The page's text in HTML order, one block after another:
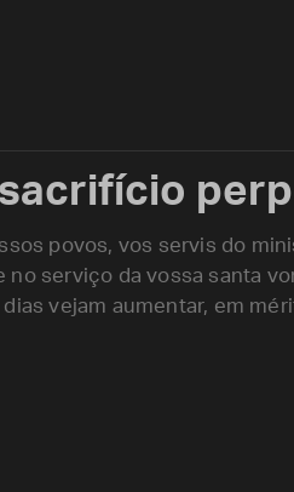
povos, vos servis do
serviço da vossa santa
vejam aumentar, em